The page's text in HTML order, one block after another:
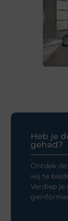
Heb je
gehad?
Ontdek
wij te
Verdiep je